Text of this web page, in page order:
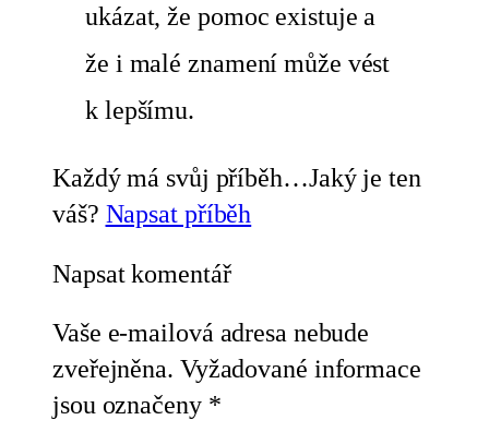
ukázat, že pomoc existuje a
že i malé znamení může vést
k lepšímu.
Každý má svůj příběh…Jaký je ten
váš? Napsat příběh
Napsat komentář
Vaše e-mailová adresa nebude
zveřejněna. Vyžadované informace
jsou označeny *